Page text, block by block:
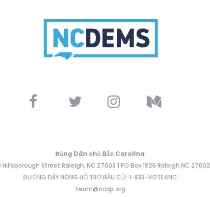
Đảng Dân chủ Bắc Carolina
Hillsborough Street Raleigh, NC 27603 | PO Box 1926 Raleigh NC 27602
ĐƯỜNG DÂY NÓNG HỖ TRỢ BẦU CỬ: 1-833-VOTE4NC
team@ncdp.org